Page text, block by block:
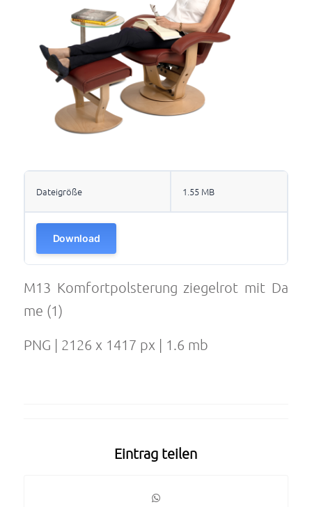
Dateigröße 1.55 MB
Download
M13 Komfortpolsterung ziegelrot mit Da
me (1)
PNG | 2126 x 1417 px | 1.6 mb
Eintrag teilen